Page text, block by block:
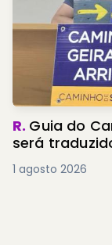
R. Guia do
será
1 agosto 2026